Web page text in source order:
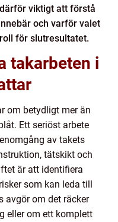
viktigt att förstå
och varför valet
för slutresultatet.
takarbeten i
om betydligt mer än
Ett seriöst arbete
av takets
tätskikt och
är att identifiera
som kan leda till
avgör om det räcker
eller om ett komplett